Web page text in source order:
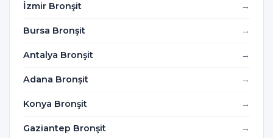
İzmir Bronşit
Bursa Bronşit
Antalya Bronşit
Adana Bronşit
Konya Bronşit
Gaziantep Bronşit